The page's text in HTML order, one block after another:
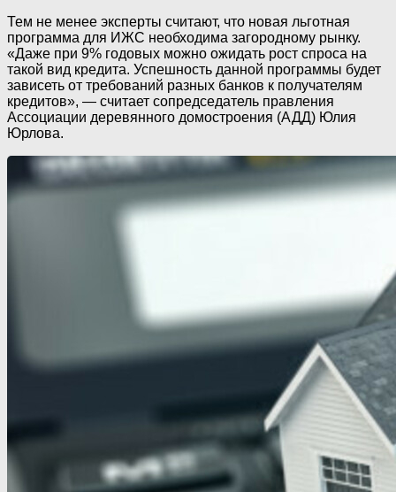
Тем не менее эксперты считают, что новая льготная
программа для ИЖС необходима загородному рынку.
«Даже при 9% годовых можно ожидать рост спроса на
такой вид кредита. Успешность данной программы будет
зависеть от требований разных банков к получателям
кредитов», — считает сопредседатель правления
Ассоциации деревянного домостроения (АДД) Юлия
Юрлова.